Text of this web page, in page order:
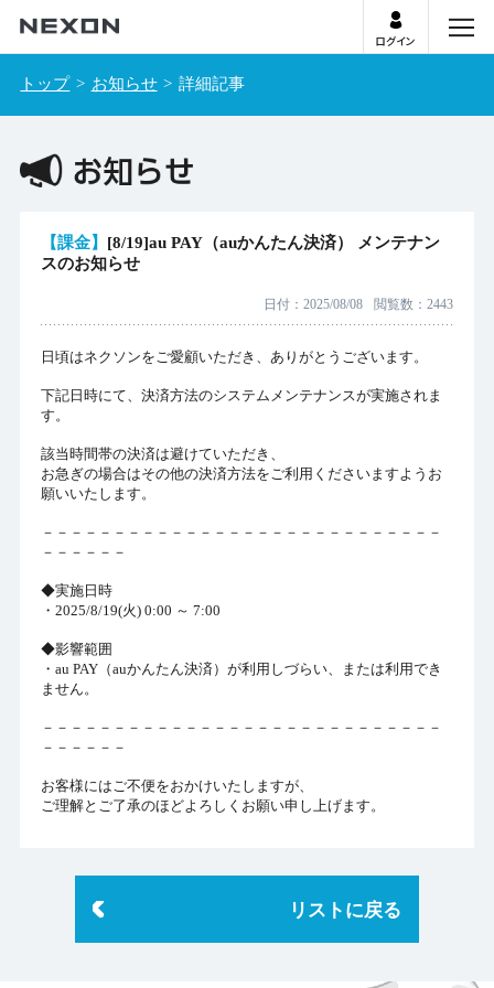
ログイン
トップ お知らせ 詳細記事
【課金】 [8/19]au PAY（auかんたん決済） メンテナン
スのお知らせ
日付 2025/08/08 閲覧数 2443
日頃はネクソンをご愛顧いただき、ありがとうございます。
下記日時にて、決済方法のシステムメンテナンスが実施されま
す。
該当時間帯の決済は避けていただき、
お急ぎの場合はその他の決済方法をご利用くださいますようお
願いいたします。
－－－－－－－－－－－－－－－－－－－－－－－－－－－－
－－－－－－
◆実施日時
・2025/8/19(火) 0:00 ～ 7:00
◆影響範囲
・au PAY（auかんたん決済）が利用しづらい、または利用でき
ません。
－－－－－－－－－－－－－－－－－－－－－－－－－－－－
－－－－－－
お客様にはご不便をおかけいたしますが、
ご理解とご了承のほどよろしくお願い申し上げます。
リストに戻る